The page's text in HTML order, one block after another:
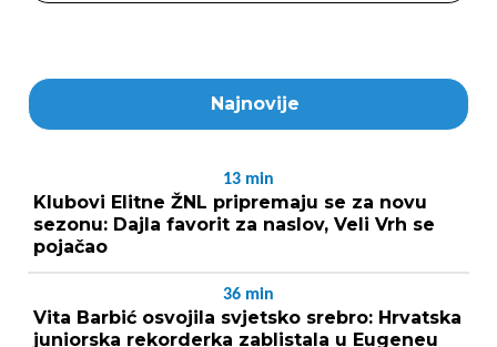
Najnovije
13 min
Klubovi Elitne ŽNL pripremaju se za novu
sezonu: Dajla favorit za naslov, Veli Vrh se
pojačao
36 min
Vita Barbić osvojila svjetsko srebro: Hrvatska
juniorska rekorderka zablistala u Eugeneu